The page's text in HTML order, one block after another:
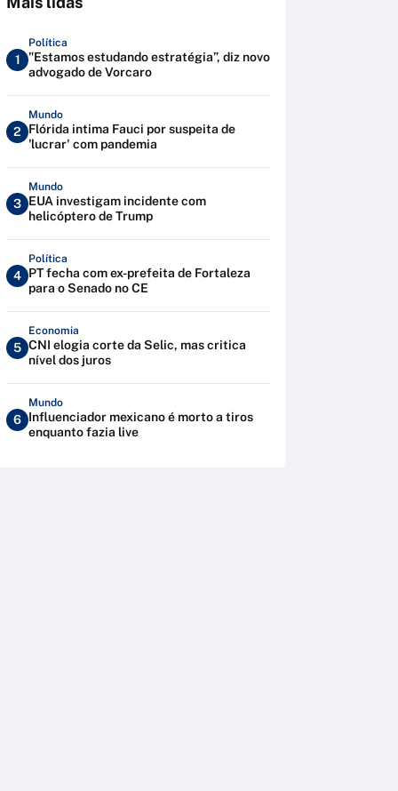
1
Política
"Estamos estudando estratégia”, diz novo
advogado de Vorcaro
2
Mundo
Flórida intima Fauci por suspeita de
'lucrar' com pandemia
3
Mundo
EUA investigam incidente com
helicóptero de Trump
4
Política
PT fecha com ex-prefeita de Fortaleza
para o Senado no CE
5
Economia
CNI elogia corte da Selic, mas critica
nível dos juros
6
Mundo
Influenciador mexicano é morto a tiros
enquanto fazia live